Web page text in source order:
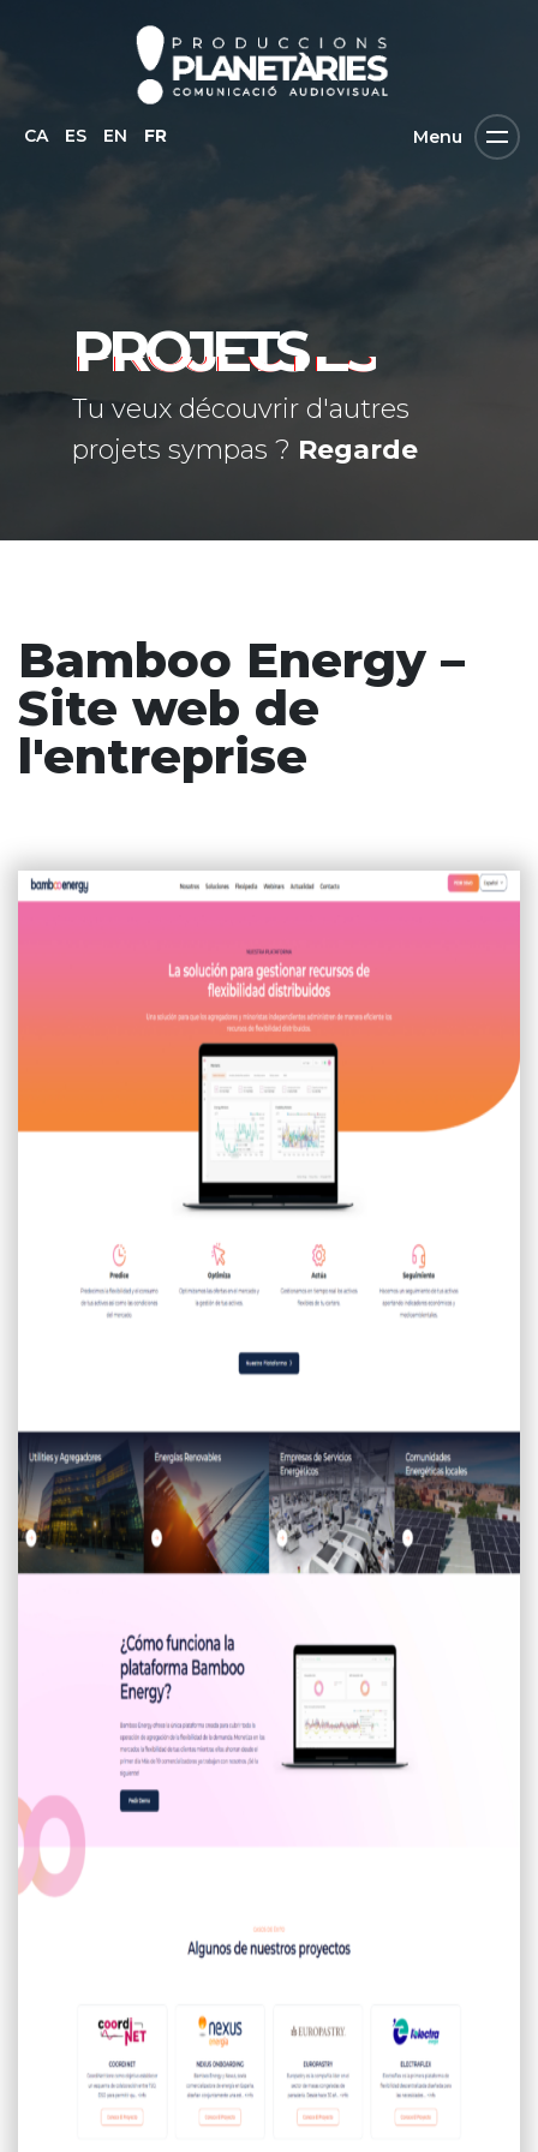
CA ES EN FR Menu
PROJETS
Tu veux découvrir d'autres
projets sympas ? Regarde
Bamboo Energy –
Site web de
l'entreprise